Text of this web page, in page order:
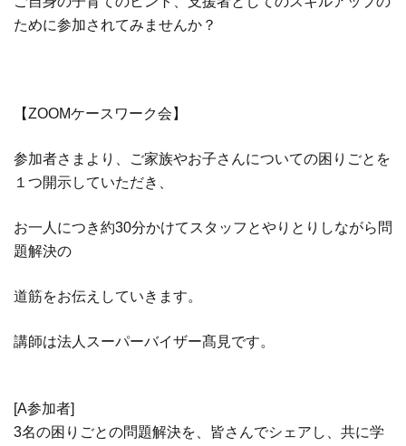
ために参加されてみませんか？
【ZOOMケースワーク会】
参加者さまより、ご家族やお子さんについての困りごとを
１つ開示していただき、
お一人につき約30分かけてスタッフとやりとりしながら問
題解決の
道筋をお伝えしていきます。
講師は法人スーパーバイザー髙見です。
[A参加者]
3名の困りごとの問題解決を、皆さんでシェアし、共に学